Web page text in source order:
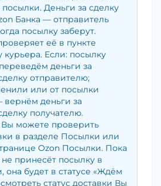
Деньги за сделку
Банка — отправитель
посылку заберут.
её в пункте
курьера. Если: посылку
деньги за
отправителю;
или от посылки
вернём деньги за
получателю.
Вы можете проверить
в разделе Посылки или
Ozon Посылки. Пока
принесёт посылку в
она будет в статусе «Ждём
статус доставки Вы